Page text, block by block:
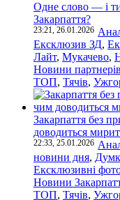
Одне слово — і
Закарпаття?
23:21, 26.01.2026
Ексклюзив ЗД,
Лайт, Мукачево,
Новини партнерів
ТОП, Тячів,
Закарпаття без
доводиться
22:33, 25.01.2026
новини дня,
Ексклюзивні
Новини
ТОП, Тячів,